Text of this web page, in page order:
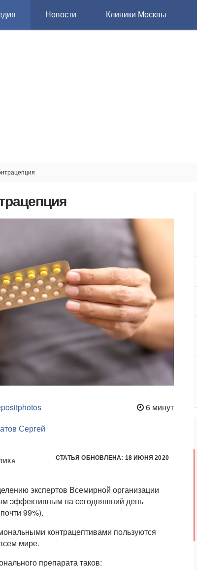
Новости Клиники Москвы
6 минут
Сергей
СТАТЬЯ ОБНОВЛЕНА: 18 ИЮНЯ 2020
экспертов Всемирной организации
эффективным на сегодняшний день
99%).
контрацептивами пользуются
мире.
препарата таков: